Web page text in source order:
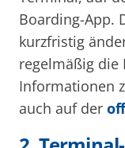
Boarding-App.
kurzfristig
regelmäßig
Informationen
auch auf der